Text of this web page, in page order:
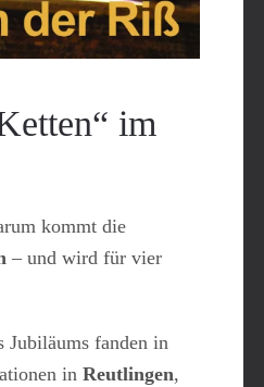
im
kommt die
– und wird für vier
Jubiläums fanden in
in Reutlingen,